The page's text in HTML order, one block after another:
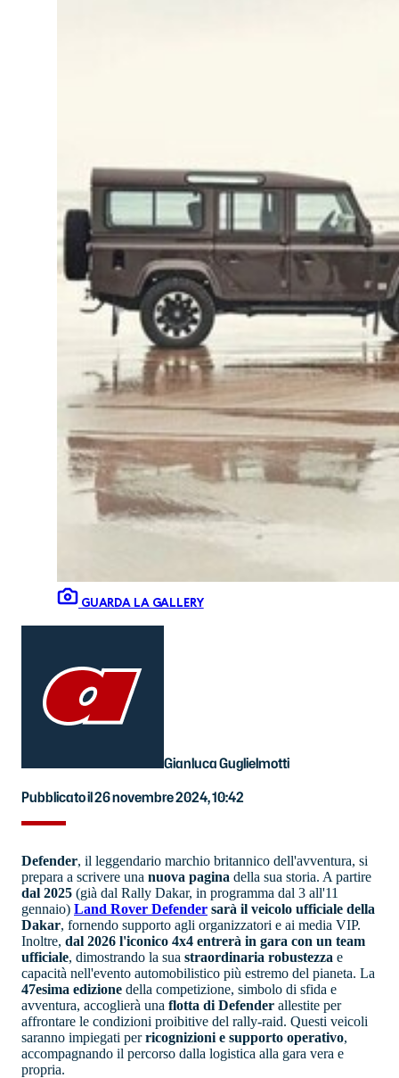
GUARDA LA GALLERY
Gianluca Guglielmotti
Pubblicato il 26 novembre 2024, 10:42
Defender, il leggendario marchio britannico dell'avventura, si
prepara a scrivere una nuova pagina della sua storia. A partire
dal 2025 (già dal Rally Dakar, in programma dal 3 all'11
gennaio) Land Rover Defender sarà il veicolo ufficiale della
Dakar, fornendo supporto agli organizzatori e ai media VIP.
Inoltre, dal 2026 l'iconico 4x4 entrerà in gara con un team
ufficiale, dimostrando la sua straordinaria robustezza e
capacità nell'evento automobilistico più estremo del pianeta. La
47esima edizione della competizione, simbolo di sfida e
avventura, accoglierà una flotta di Defender allestite per
affrontare le condizioni proibitive del rally-raid. Questi veicoli
saranno impiegati perricognizioni e supporto operativo,
accompagnando il percorso dalla logistica alla gara vera e
propria.